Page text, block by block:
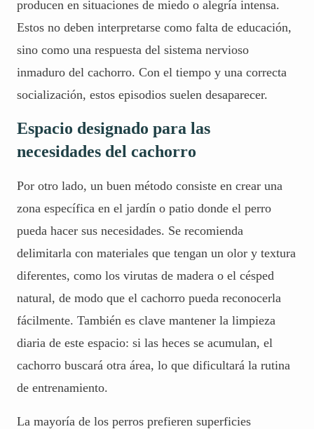
producen en situaciones de miedo o alegría intensa.
Estos no deben interpretarse como falta de educación,
sino como una respuesta del sistema nervioso
inmaduro del cachorro. Con el tiempo y una correcta
socialización, estos episodios suelen desaparecer.
Espacio designado para las
necesidades del cachorro
Por otro lado, un buen método consiste en crear una
zona específica en el jardín o patio donde el perro
pueda hacer sus necesidades. Se recomienda
delimitarla con materiales que tengan un olor y textura
diferentes, como los virutas de madera o el césped
natural, de modo que el cachorro pueda reconocerla
fácilmente. También es clave mantener la limpieza
diaria de este espacio: si las heces se acumulan, el
cachorro buscará otra área, lo que dificultará la rutina
de entrenamiento.
La mayoría de los perros prefieren superficies